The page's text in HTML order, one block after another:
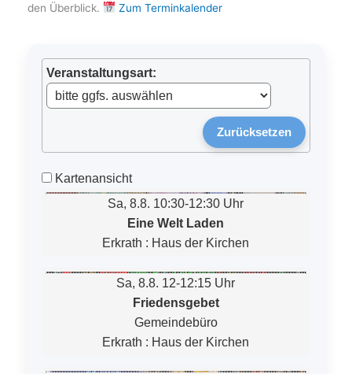
den Überblick.
Zum Terminkalender
Veranstaltungsart:
Zurücksetzen
Kartenansicht
Sa, 8.8. 10:30-12:30 Uhr
Eine Welt Laden
Erkrath : Haus der Kirchen
Sa, 8.8. 12-12:15 Uhr
Friedensgebet
Gemeindebüro
Erkrath : Haus der Kirchen